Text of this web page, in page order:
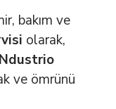
bakım ve
olarak,
ve ömrünü